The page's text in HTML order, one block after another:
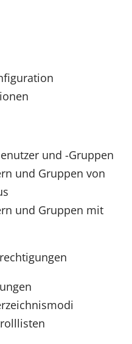
und -Gruppen
und Gruppen von
und Gruppen mit